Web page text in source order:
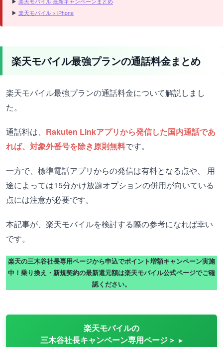
▶ 楽天モバイル × iPhone
楽天モバイル最強プランの通話料金まとめ
楽天モバイル最強プランの通話料金について解説しまし
た。
通話料は、 Rakuten Linkアプリから発信した国内通話であ
れば、対象外番号を除き原則無料です。
一方で、標準電話アプリからの発信は有料となる点や、 用
途によっては15分かけ放題オプションの併用が向いている
点には注意が必要です。
本記事が、楽天モバイルを検討する際の参考になれば幸い
です。
楽天の三木谷社長専用ページから申込でポイント増額キャンペーン実施
中！乗り換え・新規契約の最新還元額は楽天モバイル公式ページでご確
認ください。
楽天モバイルの
三木谷社長キャンペーン専用ページ＞